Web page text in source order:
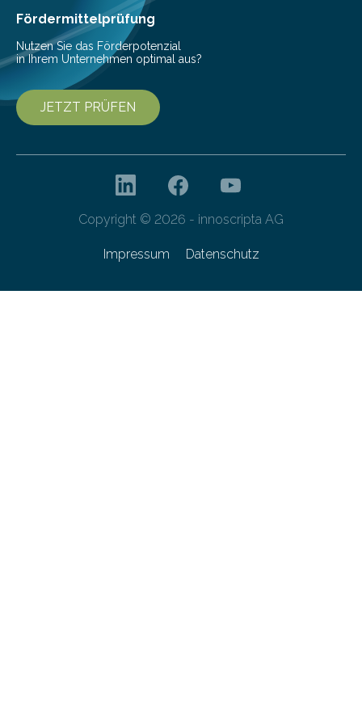
Fördermittelprüfung
Nutzen Sie das Förderpotenzial
in Ihrem Unternehmen optimal aus?
JETZT PRÜFEN
Copyright © 2026 - innoscripta AG
Impressum Datenschutz